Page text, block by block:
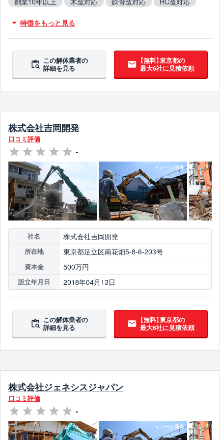
5年以上無違反
翌営業日までに連絡
特徴をもっと見る
この解体業者の
詳細を見る
【無料】東京都の
最大6社に見積依頼
株式会社吉岡開発
口コミ評価
-
社名 株式会社吉岡開発
所在地 東京都足立区南花畑5-8-6-203号
資本金 500万円
設立年月日 2018年04月13日
この解体業者の
詳細を見る
【無料】東京都の
最大6社に見積依頼
株式会社ジェネシスジャパン
口コミ評価
-